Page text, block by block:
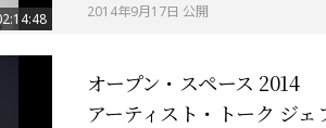
2014年9月17日 公開
オープン・スペース 2014
アーティスト・トーク ジェ